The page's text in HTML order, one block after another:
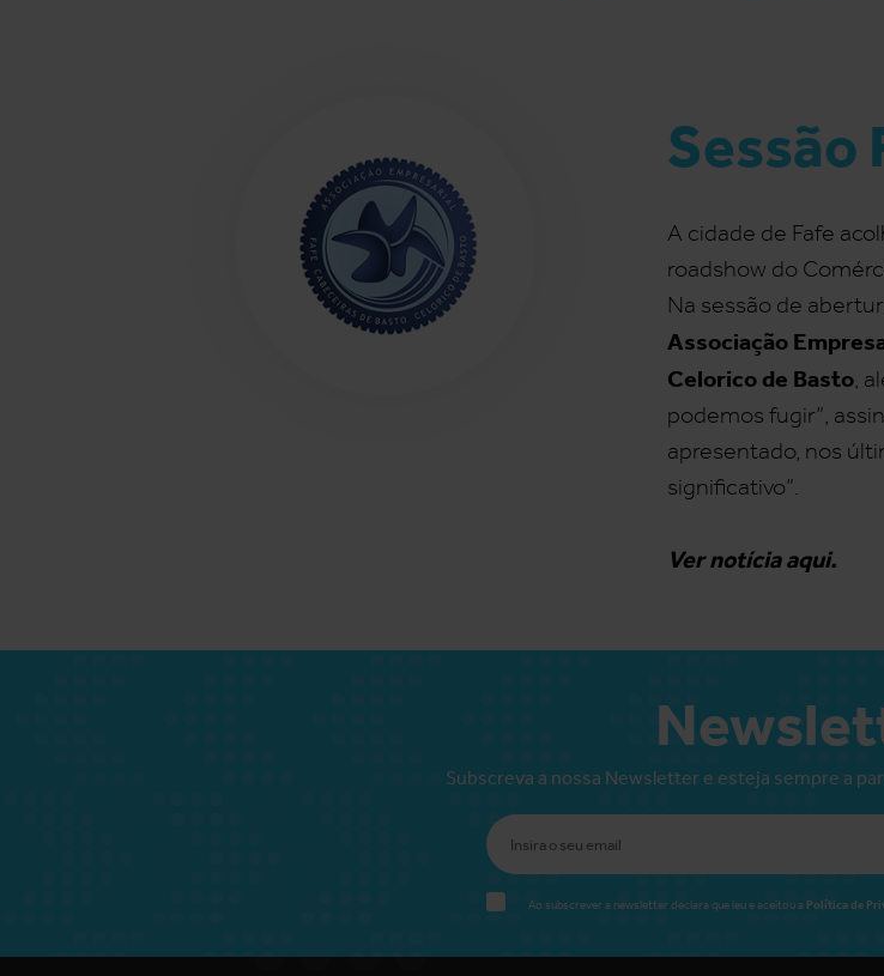
Sessão
A cidade de Fafe
roadshow do
Na sessão de
Associação
Celorico de Basto,
podemos fugir”,
apresentado, nos
significativo”.
Ver notícia aqui.
Subscreva a nossa Newsletter e esteja sempre a
Ao subscrever a newsletter declara que leu e aceitou a Política de